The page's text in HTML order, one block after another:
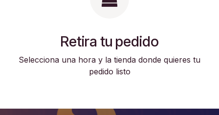
Retira tu pedido
Selecciona una hora y la tienda donde quieres tu
pedido listo